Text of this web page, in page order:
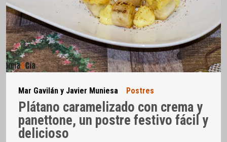
Mar Gavilán y Javier Muniesa Postres
Plátano caramelizado con crema y
panettone, un postre festivo fácil y
delicioso